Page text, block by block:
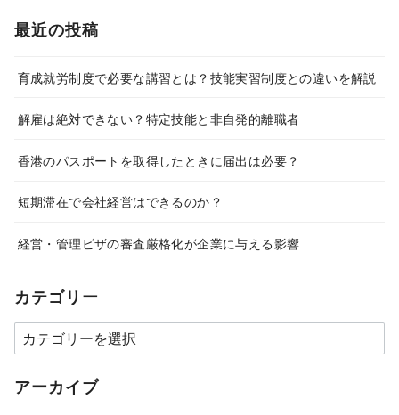
最近の投稿
育成就労制度で必要な講習とは？技能実習制度との違いを解説
解雇は絶対できない？特定技能と非自発的離職者
香港のパスポートを取得したときに届出は必要？
短期滞在で会社経営はできるのか？
経営・管理ビザの審査厳格化が企業に与える影響
カテゴリー
カ
テ
ゴ
アーカイブ